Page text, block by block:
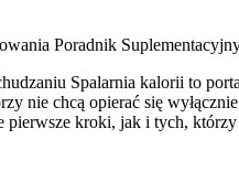
Poradnik
Spalarnia kalorii to
nie chcą opierać się
pierwsze kroki, jak i tych,